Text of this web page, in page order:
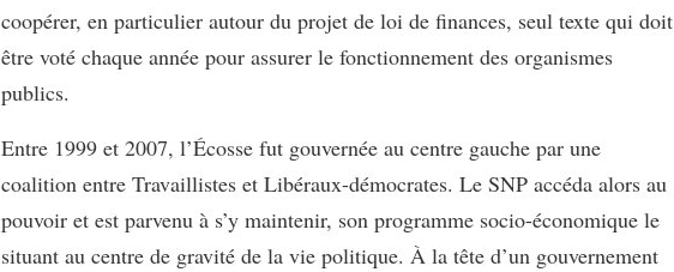
coopérer, en particulier autour du projet de loi de finances, seul texte qui doit
être voté chaque année pour assurer le fonctionnement des organismes
publics.
Entre 1999 et 2007, l’Écosse fut gouvernée au centre gauche par une
coalition entre Travaillistes et Libéraux-démocrates. Le SNP accéda alors au
pouvoir et est parvenu à s’y maintenir, son programme socio-économique le
situant au centre de gravité de la vie politique. À la tête d’un gouvernement